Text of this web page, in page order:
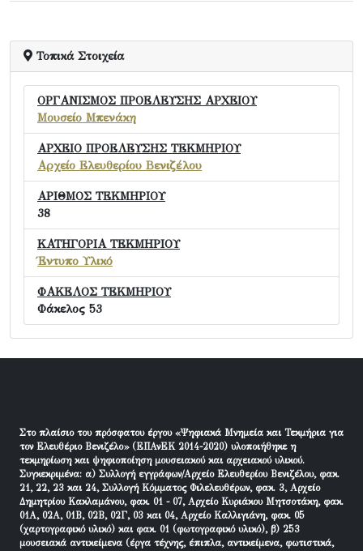
Τοπικά Στοιχεία
ΟΡΓΑΝΙΣΜΟΣ ΠΡΟΕΛΕΥΣΗΣ ΑΡΧΕΙΟΥ
Μουσείο Μπενάκη
ΑΡΧΕΙΟ ΠΡΟΕΛΕΥΣΗΣ ΤΕΚΜΗΡΙΟΥ
Αρχείο Ελευθερίου Βενιζέλου
ΑΡΙΘΜΟΣ ΤΕΚΜΗΡΙΟΥ
38
ΚΑΤΗΓΟΡΙΑ ΤΕΚΜΗΡΙΟΥ
Έντυπο Υλικό
ΦΑΚΕΛΟΣ ΤΕΚΜΗΡΙΟΥ
Φάκελος 53
Στο πλαίσιο του πρόσφατου έργου «Ψηφιακά Μνημεία και Τεκμήρια για
τον Ελευθέριο Βενιζέλο» (ΕΠΑνΕΚ 2014-2020) υλοποιήθηκε η
τεκμηρίωση και ψηφιοποίηση μουσειακού και αρχειακού υλικού.
Συγκεκριμένα: α) Συλλογή εγγράφων/Αρχείο Ελευθερίου Βενιζέλου, φακ.
21, 22, 23 και 24, Συλλογή Κόμματος Φιλελευθέρων, φακ. 3, Αρχείο
Δημητρίου Κακλαμάνου, φακ. 01 - 07, Αρχείο Κυριάκου Μητσοτάκη, φακ.
01Α, 02Α, 01Β, 02Β, 02Γ, 03 και 04, Αρχείο Καλλιγιάνη, φακ. 05
(χαρτογραφικό υλικό) και φακ. 01 (φωτογραφικό υλικό), β) 253
μουσειακά αντικείμενα (έργα τέχνης, έπιπλα, αντικείμενα, φωτιστικά,